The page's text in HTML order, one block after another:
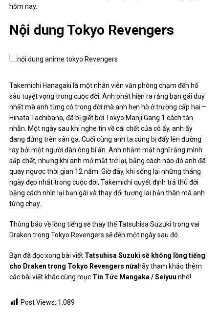
hôm nay.
Nội dung Tokyo Revengers
Takemichi Hanagaki là một nhân viên văn phòng chạm đến hố
sâu tuyệt vọng trong cuộc đời. Anh phát hiện ra rằng bạn gái duy
nhất mà anh từng có trong đời mà anh hẹn hò ở trường cấp hai –
Hinata Tachibana, đã bị giết bởi Tokyo Manji Gang 1 cách tàn
nhẫn. Một ngày sau khi nghe tin về cái chết của cô ấy, anh ấy
đang đứng trên sân ga. Cuối cùng anh ta cũng bị đẩy lên đường
ray bởi một người đàn ông bí ẩn. Anh nhắm mắt nghĩ rằng mình
sắp chết, nhưng khi anh mở mắt trở lại, bằng cách nào đó anh đã
quay ngược thời gian 12 năm. Giờ đây, khi sống lại những tháng
ngày đẹp nhất trong cuộc đời, Takemichi quyết định trả thù đời
bằng cách nhìn lại bạn gái và thay đổi tương lai bản thân mà anh
từng chạy.
Thông báo về lồng tiếng sẽ thay thế Tatsuhisa Suzuki trong vai
Draken trong Tokyo Revengers sẽ đến một ngày sau đó.
Bạn đã đọc xong bài viết Tatsuhisa Suzuki sẽ không lồng tiếng
cho Draken trong Tokyo Revengers nữahãy tham khảo thêm
các bài viết khác cùng mục Tin Tức Mangaka / Seiyuu nhé!
Post Views: 1,089